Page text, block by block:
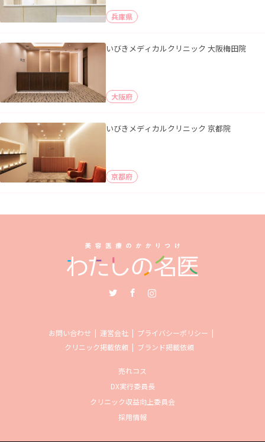
兵庫県
いびきメディカルクリニック 大阪梅田院
大阪府
いびきメディカルクリニック 京都院
京都府
お問い合わせ 運営会社
プライバシーポリシー
クリニック掲載依頼
ブランド掲載依頼
売れコス
DX実行委員長
クリニック収益向上委員会
採用情報